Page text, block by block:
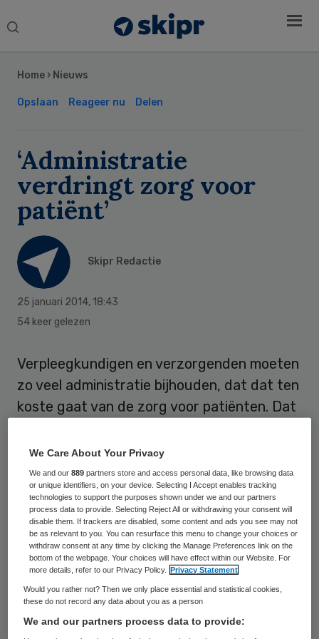
Search
Home › Nieuws
Opslaan Reageer nu Delen
‘Administratie
verdringt zorg voor
patiënt’
Skipr Redactie
25 januari 2014, 18:43
54 keer gelezen
Verpleegkundigen en verzorgenden moeten
zo veel administratie bijhouden, dat dat ten
koste gaat van de zorg voor patiënten. Dat
de beroepsvereniging Verpleegkundigen en
Verzorgenden Nederland (V&VN).
De overheid, de Inspectie voor de
Gezondheidszorg, keurmerken en de
zorginstellingen eisen allemaal registraties.
Vaak moeten dezelfde onderwerpen ook
nog op verschillende manieren en in
verschillende systemen worden
bijgehouden. “
Zelfs nuttige registraties
Sidebar
We Care About Your Privacy
We and our889 partners store and access personal data, like browsing data
or unique identifiers, on your device. Selecting I Accept enables tracking
technologies to support the purposes shown under we and our partners
process data to provide. Selecting Reject All or withdrawing your consent will
disable them. If trackers are disabled, some content and ads you see may not
be as relevant to you. You can resurface this menu to change your choices or
withdraw consent at any time by clicking the Manage Preferences link on the
bottom of the webpage. Your choices will have effect within our Website. For
more details, refer to our Privacy Policy.
Privacy Statement
Would you rather not? Then we only place essential and statistical cookies,
these do not record any data about you as a person
We and our partners process data to provide: